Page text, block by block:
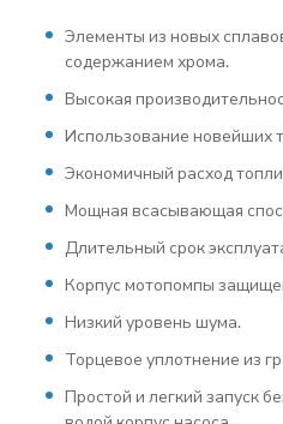
Элементы из новых
содержанием хрома.
Высокая
Использование новейших
Экономичный расход
Мощная всасывающая
Длительный срок
Корпус мотопомпы
Низкий уровень шума.
Торцевое уплотнение из
Простой и легкий запуск